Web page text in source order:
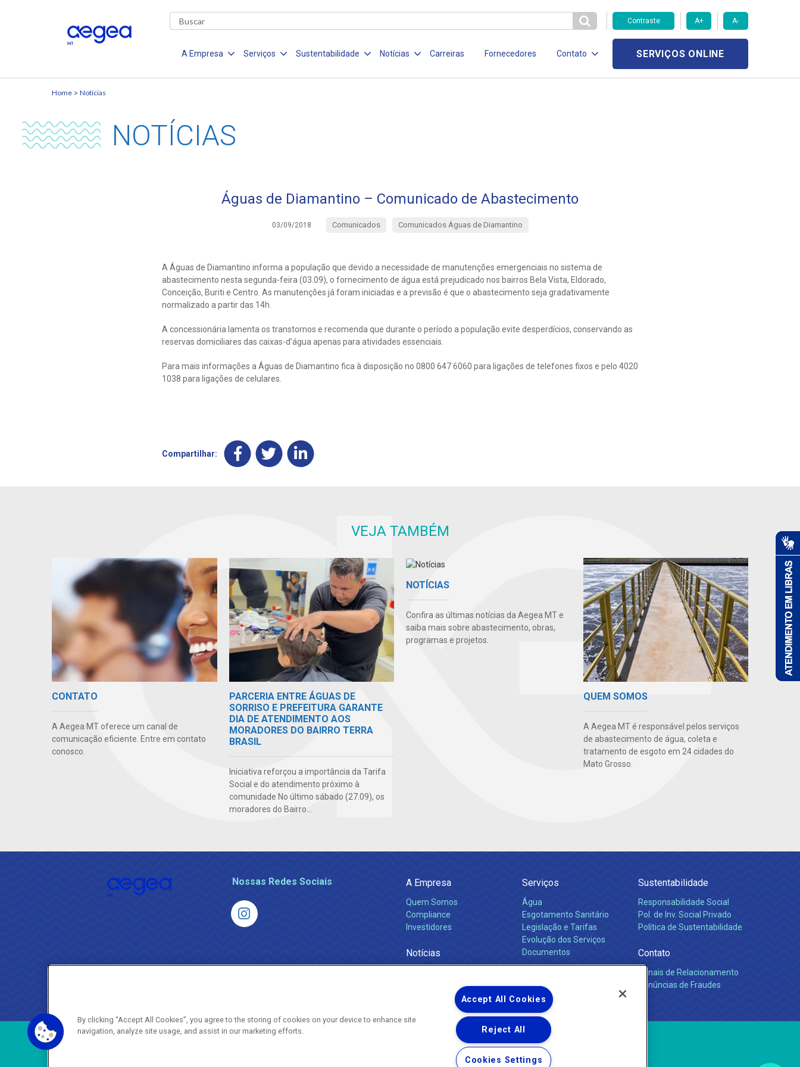
Contraste A+ A-
A Empresa Serviços Sustentabilidade Notícias Carreiras Fornecedores Contato SERVIÇOS ONLINE
Home Notícias
NOTÍCIAS
Águas de Diamantino – Comunicado de Abastecimento
03/09/2018 Comunicados Comunicados Águas de Diamantino
A Águas de Diamantino informa a população que devido a necessidade de manutenções emergenciais no sistema de
abastecimento nesta segunda-feira (03.09), o fornecimento de água está prejudicado nos bairros Bela Vista, Eldorado,
Conceição, Buriti e Centro. As manutenções já foram iniciadas e a previsão é que o abastecimento seja gradativamente
normalizado a partir das 14h.
A concessionária lamenta os transtornos e recomenda que durante o período a população evite desperdícios, conservando as
reservas domiciliares das caixas-d’água apenas para atividades essenciais.
Para mais informações a Águas de Diamantino fica à disposição no 0800 647 6060 para ligações de telefones fixos e pelo 4020
1038 para ligações de celulares.
Compartilhar:
VEJA TAMBÉM
CONTATO
A Aegea MT oferece um canal de
comunicação eficiente. Entre em contato
conosco.
PARCERIA ENTRE ÁGUAS DE
SORRISO E PREFEITURA GARANTE
DIA DE ATENDIMENTO AOS
MORADORES DO BAIRRO TERRA
BRASIL
Iniciativa reforçou a importância da Tarifa
Social e do atendimento próximo à
comunidade No último sábado (27.09), os
moradores do Bairro...
NOTÍCIAS
Confira as últimas notícias da Aegea MT e
saiba mais sobre abastecimento, obras,
programas e projetos.
QUEM SOMOS
A Aegea MT é responsável pelos serviços
de abastecimento de água, coleta e
tratamento de esgoto em 24 cidades do
Mato Grosso.
Nossas Redes Sociais A Empresa
Quem Somos
Compliance
Investidores
Notícias
Serviços
Água
Esgotamento Sanitário
Legislação e Tarifas
Evolução dos Serviços
Documentos
Sustentabilidade
Responsabilidade Social
Pol. de Inv. Social Privado
Política de Sustentabilidade
Contato
Canais de Relacionamento
Denúncias de Fraudes
Copyright ® 2026 - Todos os Direitos Reservados.
By clicking “Accept All Cookies”, you agree to the storing of cookies on your device to enhance site
navigation, analyze site usage, and assist in our marketing efforts.
Accept All Cookies
Reject All
Cookies Settings